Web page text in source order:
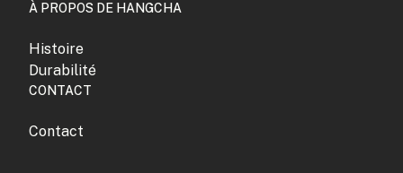
À PROPOS DE HANGCHA
Histoire
Durabilité
CONTACT
Contact